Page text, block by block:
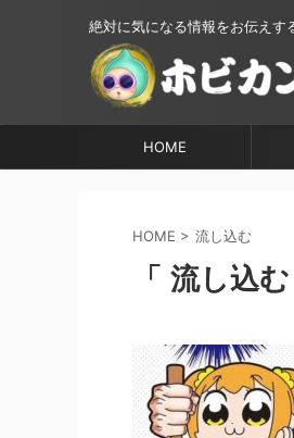
絶対に気になる情報をお伝えす
HOME
HOME > 流し込む
「 流し込